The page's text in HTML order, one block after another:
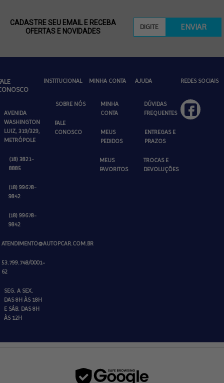
CADASTRE SEU EMAIL E RECEBA
OFERTAS E NOVIDADES
ENVIAR
AVENIDA
WASHINGTON
LUIZ, 319/329,
METRÓPOLE
(18) 3821-
8885
(18) 99678-
9842
(18) 99678-
9842
ATENDIMENTO@AUTOPCAR.COM.BR
53.799.748/0001-
62
SEG. A SEX.
DAS 8H ÀS 18H
E SÁB. DAS 8H
ÀS 12H
INSTITUCIONAL
SOBRE NÓS
FALE
CONOSCO
MINHA CONTA
MINHA
CONTA
MEUS
PEDIDOS
MEUS
FAVORITOS
AJUDA
DÚVIDAS
FREQUENTES
ENTREGAS E
PRAZOS
TROCAS E
DEVOLUÇÕES
REDES SOCIAIS